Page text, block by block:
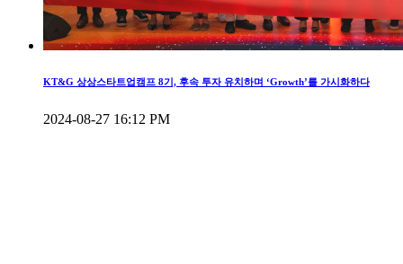
KT&G 상상스타트업캠프 8기, 후속 투자 유치하며 ‘Growth’를 가시화하다
2024-08-27 16:12 PM